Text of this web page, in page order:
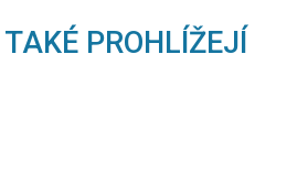
PROHLÍŽEJÍ